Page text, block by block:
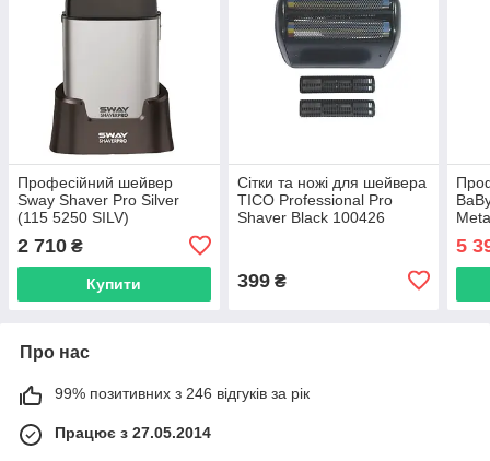
Професійний шейвер
Sway Shaver Pro Silver
(115 5250 SILV)
2 710 ₴
Купити
Сітки та ножі для шейвера
TICO Professional Pro
Shaver Black 100426
399₴
5
Про нас
99% позитивних з 246 відгуків за рік
Працює з 27.05.2014